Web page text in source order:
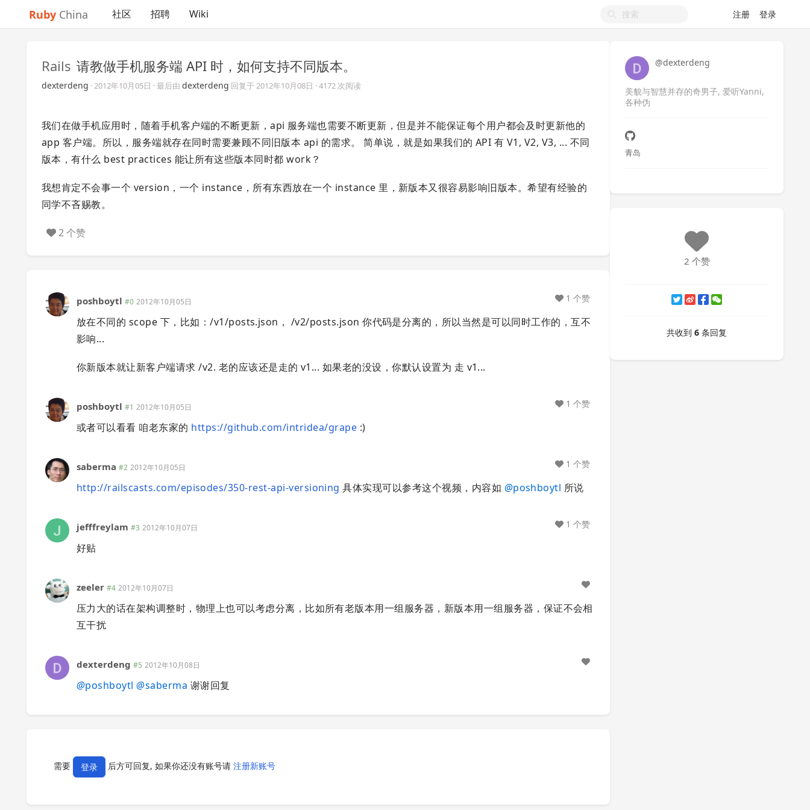
Ruby China 社区 招聘 Wiki 注册 登录
Rails 请教做手机服务端 API 时，如何支持不同版本。
dexterdeng ·2012年10月05日 · 最后由 dexterdeng 回复于2012年10月08日 · 4172 次阅读
我们在做手机应用时，随着手机客户端的不断更新，api 服务端也需要不断更新，但是并不能保证每个用户都会及时更新他的
app 客户端。所以，服务端就存在同时需要兼顾不同旧版本 api 的需求。 简单说，就是如果我们的 API 有 V1, V2, V3, ... 不同
版本，有什么 best practices 能让所有这些版本同时都 work？
我想肯定不会事一个 version，一个 instance，所有东西放在一个 instance 里，新版本又很容易影响旧版本。希望有经验的
同学不吝赐教。
2 个赞
poshboytl #0 2012年10月05日
放在不同的 scope 下，比如：/v1/posts.json， /v2/posts.json 你代码是分离的，所以当然是可以同时工作的，互不
影响...
你新版本就让新客户端请求 /v2. 老的应该还是走的 v1... 如果老的没设，你默认设置为 走 v1...
1 个赞
poshboytl #1 2012年10月05日
或者可以看看 咱老东家的 https://github.com/intridea/grape :)
1 个赞
saberma #2 2012年10月05日
http://railscasts.com/episodes/350-rest-api-versioning 具体实现可以参考这个视频，内容如 @poshboytl 所说
1 个赞
jefffreylam #3 2012年10月07日
好贴
1 个赞
zeeler #4 2012年10月07日
压力大的话在架构调整时，物理上也可以考虑分离，比如所有老版本用一组服务器，新版本用一组服务器，保证不会相
互干扰
dexterdeng #5 2012年10月08日
@poshboytl @saberma 谢谢回复
需要 登录 后方可回复, 如果你还没有账号请 注册新账号
@dexterdeng
美貌与智慧并存的奇男子, 爱听Yanni,
各种伪
青岛
2 个赞
共收到 6 条回复